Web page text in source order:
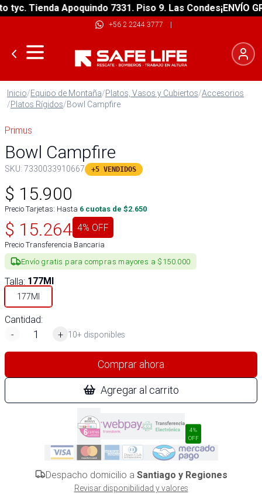
Tienda Apoquindo 7331. Piso 9. Las Condes¡ENVÍO
+56 2 2244 3777 |
Inicio/Equipo de Montaña/Platos, Vasos y Cubiertos/Accesorios
/Platos Rígidos/Bowl Campfire
Primus
Bowl Campfire
SKU: 7330033910667 +5 VENDIDOS
$ 15.900
Precio Tarjetas: Hasta 6 cuotas de $2.650
$ 15.264 4% OFF
Precio Transferencia Bancaria
Envío gratis para compras mayores a $150.000
Talla: 177Ml
177Ml
Cantidad:
-
+ 10+ disponibles
Comprar ahora
Agregar al carrito
4%
OFF
Despacho domicilio a Santiago y Regiones
Revisar disponibilidad y valores